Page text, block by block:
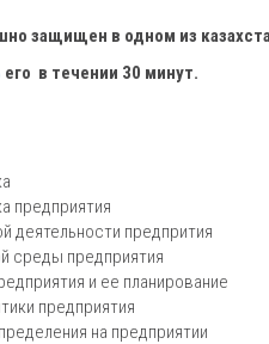
защищен в одном из
его в течении 30 минут.
предприятия
деятельности предпрития
среды предприятия
и ее планирование
предприятия
на предприятии